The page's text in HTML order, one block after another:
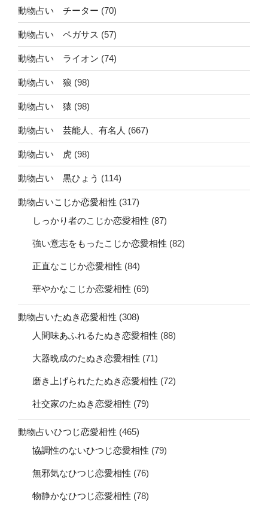
動物占い チーター (70)
動物占い ペガサス (57)
動物占い ライオン (74)
動物占い 狼 (98)
動物占い 猿 (98)
動物占い 芸能人、有名人 (667)
動物占い 虎 (98)
動物占い 黒ひょう (114)
動物占いこじか恋愛相性 (317)
しっかり者のこじか恋愛相性 (87)
強い意志をもったこじか恋愛相性 (82)
正直なこじか恋愛相性 (84)
華やかなこじか恋愛相性 (69)
動物占いたぬき恋愛相性 (308)
人間味あふれるたぬき恋愛相性 (88)
大器晩成のたぬき恋愛相性 (71)
磨き上げられたたぬき恋愛相性 (72)
社交家のたぬき恋愛相性 (79)
動物占いひつじ恋愛相性 (465)
協調性のないひつじ恋愛相性 (79)
無邪気なひつじ恋愛相性 (76)
物静かなひつじ恋愛相性 (78)